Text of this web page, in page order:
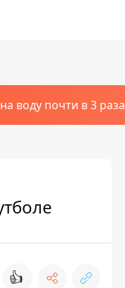
воду почти в 3 раза
👍